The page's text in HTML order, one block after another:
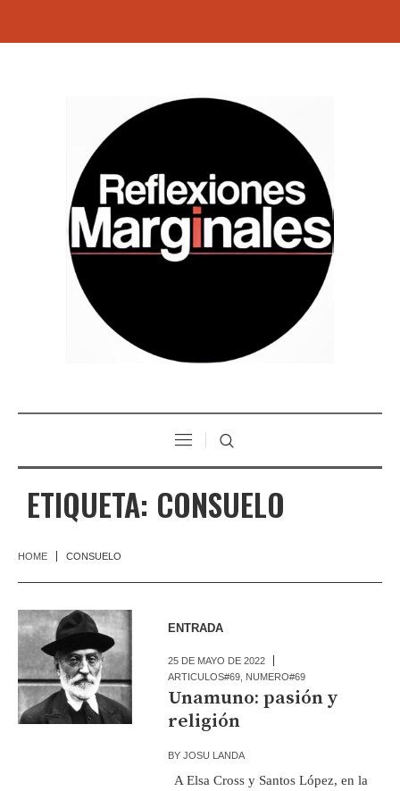
ETIQUETA: CONSUELO
HOME CONSUELO
ENTRADA
25 DE MAYO DE 2022
ARTICULOS#69 NUMERO#69
Unamuno: pasión y
religión
BYJOSU LANDA
A Elsa Cross y Santos López, en la